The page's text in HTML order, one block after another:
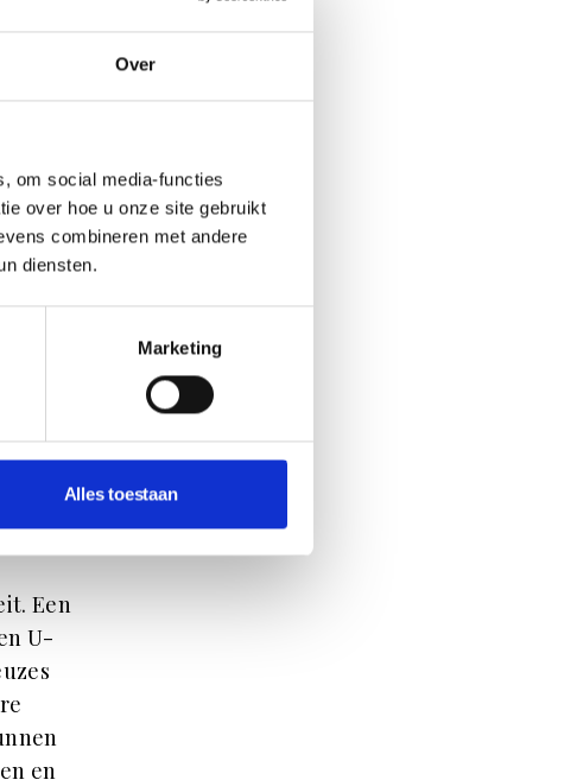
Over
om social media-functies
over hoe u onze site gebruikt
combineren met andere
diensten.
Marketing
Alles toestaan
waarin
een
een
Tot slot
ook
Een
U-
en